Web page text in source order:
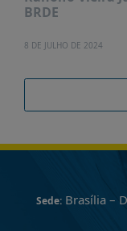
BRDE
8 DE JULHO DE 2024
Sede:Brasília –